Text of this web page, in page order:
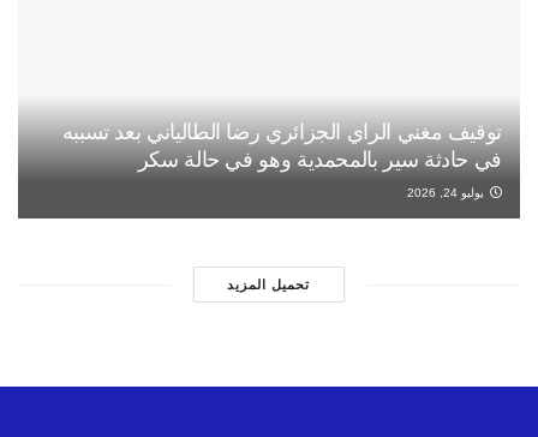
توقيف مغني الراي الجزائري رضا الطالياني بعد تسببه
في حادثة سير بالمحمدية وهو في حالة سكر
يوليو 24, 2026
تحميل المزيد